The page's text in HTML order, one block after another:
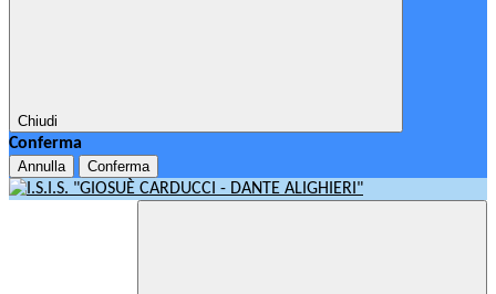
Chiudi
Conferma
Annulla Conferma